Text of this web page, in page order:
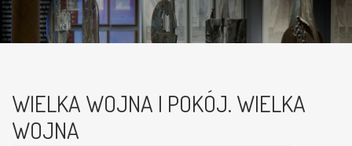
WIELKA WOJNA I POKÓJ. WIELKA
WOJNA